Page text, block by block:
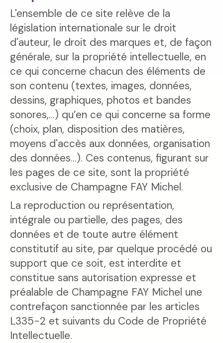
L'ensemble de ce site relève de la
législation internationale sur le droit
d'auteur, le droit des marques et, de façon
générale, sur la propriété intellectuelle, en
ce qui concerne chacun des éléments de
son contenu (textes, images, données,
dessins, graphiques, photos et bandes
sonores,...) qu’en ce qui concerne sa forme
(choix, plan, disposition des matières,
moyens d'accès aux données, organisation
des données...). Ces contenus, figurant sur
les pages de ce site, sont la propriété
exclusive de Champagne FAY Michel.
La reproduction ou représentation,
intégrale ou partielle, des pages, des
données et de toute autre élément
constitutif au site, par quelque procédé ou
support que ce soit, est interdite et
constitue sans autorisation expresse et
préalable de Champagne FAY Michel une
contrefaçon sanctionnée par les articles
L335-2 et suivants du Code de Propriété
Intellectuelle.